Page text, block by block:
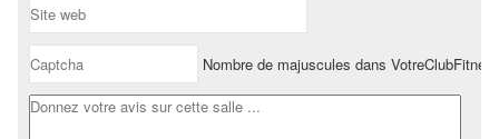
Nombre de majuscules dans